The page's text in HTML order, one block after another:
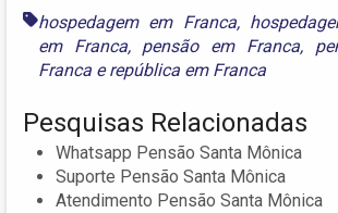
hospedagem em Franca,
em Franca, pensão em Franca,
Franca erepública em Franca
Pesquisas Relacionadas
Whatsapp Pensão Santa Mônica
Suporte Pensão Santa Mônica
Atendimento Pensão Santa Mônica